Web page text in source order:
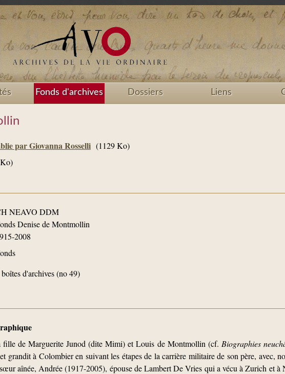
Fonds d'archives Dossiers Liens
par Giovanna Rosselli (1129 Ko)
NEAVO DDM
Denise de Montmollin
2008
d'archives (no 49)
de Marguerite Junod (dite Mimi) et Louis de Montmollin (cf. Biographies
grandit à Colombier en suivant les étapes de la carrière militaire de son père, avec,
aînée, Andrée (1917-2005), épouse de Lambert De Vries qui a vécu à Zurich et à